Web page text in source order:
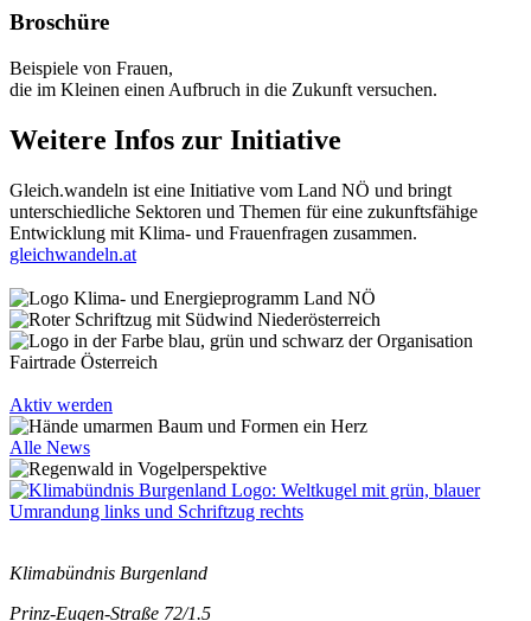
Broschüre
Beispiele von Frauen,
die im Kleinen einen Aufbruch in die Zukunft versuchen.
Weitere Infos zur Initiative
Gleich.wandeln ist eine Initiative vom Land NÖ und bringt
unterschiedliche Sektoren und Themen für eine zukunftsfähige
Entwicklung mit Klima- und Frauenfragen zusammen.
gleichwandeln.at
Aktiv werden
Alle News
Klimabündnis Burgenland
Prinz-Eugen-Straße 72/1.5